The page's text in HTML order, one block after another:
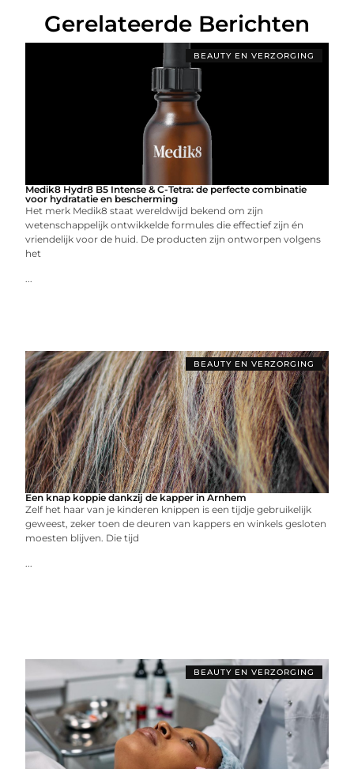
Gerelateerde Berichten
BEAUTY EN VERZORGING
Medik8 Hydr8 B5 Intense & C-Tetra: de perfecte combinatie
voor hydratatie en bescherming
Het merk Medik8 staat wereldwijd bekend om zijn
wetenschappelijk ontwikkelde formules die effectief zijn én
vriendelijk voor de huid. De producten zijn ontworpen volgens
het
...
BEAUTY EN VERZORGING
Een knap koppie dankzij de kapper in Arnhem
Zelf het haar van je kinderen knippen is een tijdje gebruikelijk
geweest, zeker toen de deuren van kappers en winkels gesloten
moesten blijven. Die tijd
...
BEAUTY EN VERZORGING